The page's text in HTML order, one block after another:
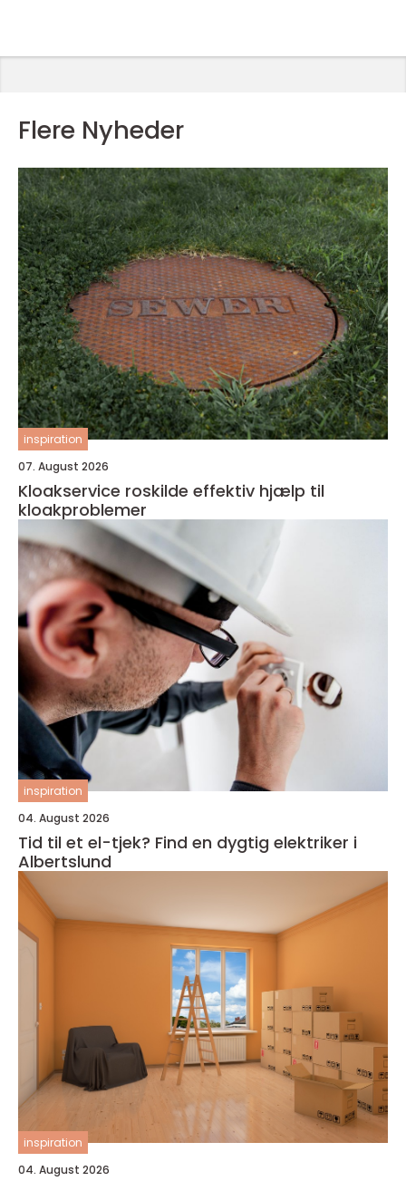
Flere Nyheder
inspiration
07. August 2026
Kloakservice roskilde effektiv hjælp til
kloakproblemer
inspiration
04. August 2026
Tid til et el-tjek? Find en dygtig elektriker i
Albertslund
inspiration
04. August 2026